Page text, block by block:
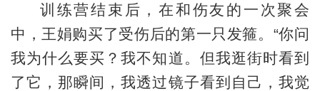
训练营结束后，在和伤友的一次聚会
中，王娟购买了受伤后的第一只发箍。“你问
我为什么要买？我不知道。但我逛街时看到
了它，那瞬间，我透过镜子看到自己，我觉